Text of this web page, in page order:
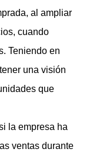
al ampliar
cuando
Teniendo en
una visión
que
la empresa ha
ventas durante